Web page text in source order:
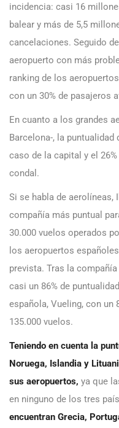
incidencia: casi 16
balear y más de 5,5
cancelaciones. Seguido
aeropuerto con más
ranking de los
con un 30% de pasajeros
En cuanto a los grandes
Barcelona-, la puntualidad
caso de la capital y el
condal.
Si se habla de aerolíneas,
compañía más puntual
30.000 vuelos operados
los aeropuertos
prevista. Tras la
casi un 86% de
española, Vueling, con un
135.000 vuelos.
Teniendo en cuenta la
Noruega, Islandia y
sus aeropuertos, ya que
en ninguno de los tres
encuentran Grecia,